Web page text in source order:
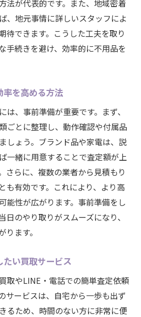
法が代表的です。また、地域密着
、地元事情に詳しいスタッフによ
待できます。こうした工夫を取り
手続きを避け、効率的に不用品を
率を高める方法
は、事前準備が重要です。まず、
ごとに整理し、動作確認や付属品
しょう。ブランド品や家電は、説
一緒に用意することで査定額が上
さらに、複数の業者から見積もり
も有効です。これにより、より高
能性が広がります。事前準備をし
日のやり取りがスムーズになり、
ます。
い買取サービス
取やLINE・電話での簡単査定依頼
サービスは、自宅から一歩も出ず
るため、時間のない方に非常に便